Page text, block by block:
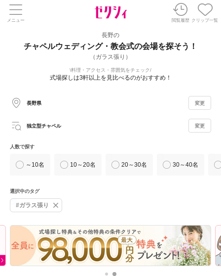
メニュー 閲覧履歴 クリップ一覧
長野の
チャペルウェディング・教会式の会場を探そう！
（ガラス張り）
料理・アクセス・雰囲気をチェック
式場探しは3軒以上を見比べるのがおすすめ！
長野県 変更
独立型チャペル 変更
人数で探す
～10名 10～20名 20～30名 30～40名
選択中のタグ
#ガラス張り